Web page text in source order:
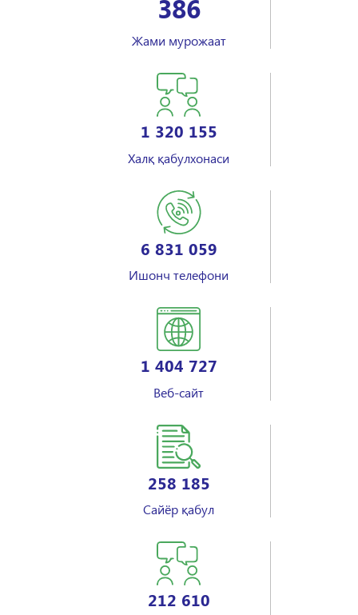
386
Жами мурожаат
1 320 155
Халқ қабулхонаси
6 831 059
Ишонч телефони
1 404 727
Веб-сайт
258 185
Сайёр қабул
212 610